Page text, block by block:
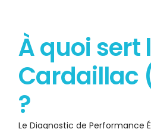
À quoi sert
Cardaillac
?
Le Diagnostic de Performance